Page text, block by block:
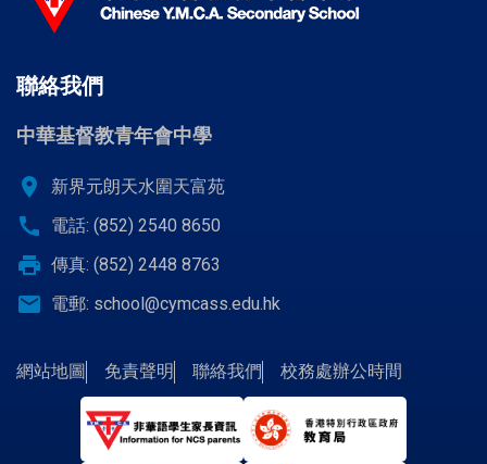
聯絡我們
中華基督教青年會中學
location_on 新界元朗天水圍天富苑
call 電話: (852) 2540 8650
print 傳真: (852) 2448 8763
email 電郵: school@cymcass.edu.hk
網站地圖 免責聲明 聯絡我們 校務處辦公時間